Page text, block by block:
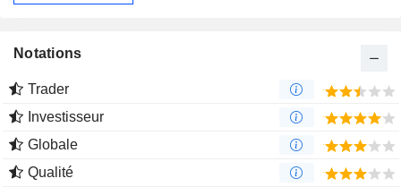
Notations
Trader
Investisseur
Globale
Qualité